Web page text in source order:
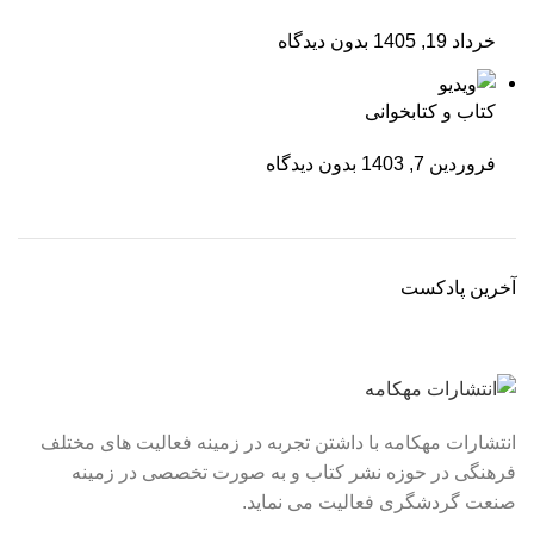
خرداد 19, 1405 بدون دیدگاه
کتاب و کتابخوانی
فروردین 7, 1403 بدون دیدگاه
آخرین پادکست
انتشارات مهکامه با داشتن تجربه در زمینه فعالیت های مختلف
فرهنگی در حوزه نشر کتاب و به صورت تخصصی در زمینه
صنعت گردشگری فعالیت می نماید.